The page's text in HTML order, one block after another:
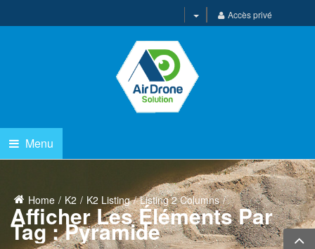
Accès privé
Menu
Home K2 K2 Listing Listing 2 Columns
Afficher Les Éléments Par
Tag : Pyramide